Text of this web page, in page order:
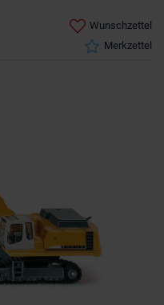
Wunschzettel
Merkzettel